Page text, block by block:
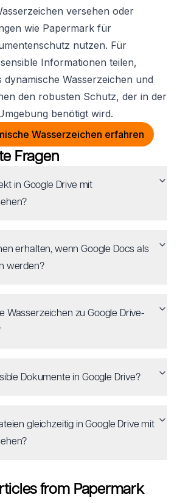
versehen oder
wie Papermark für
nutzen. Für
Informationen teilen,
dynamische Wasserzeichen und
den robusten Schutz, der in der
benötigt wird.
Wasserzeichen erfahren
Fragen
in Google Drive mit
erhalten, wenn Google Docs als
werden?
Wasserzeichen zu Google Drive-
Dokumente in Google Drive?
gleichzeitig in Google Drive mit
from Papermark